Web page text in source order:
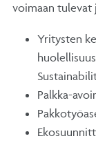
voimaan tulevat
Yritysten
Palkka-